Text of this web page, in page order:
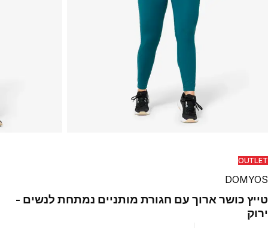
OUTLET
DOMYOS
טייץ כושר ארוך עם חגורת מותניים נמתחת לנשים -
ירוק